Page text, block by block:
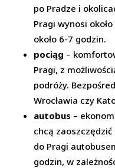
po Pradze i
Pragi wynosi
około 6-7 godzin.
pociąg –
Pragi, z
podróży.
Wrocławia czy
autobus –
chcą
do Pragi
godzin, w